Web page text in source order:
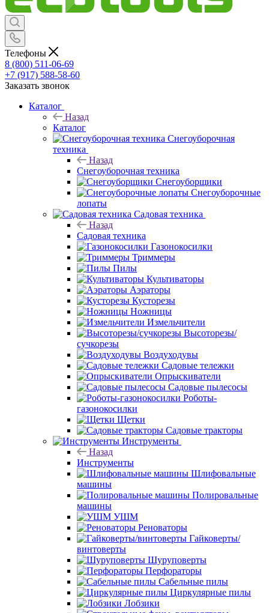
Телефоны
8 (800) 511-06-69
+7 (917) 588-58-60
Заказать звонок
Каталог
Назад
Каталог
Снегоуборочная
техника
Назад
Снегоуборочная техника
Снегоуборщики
Снегоуборочные
лопаты
Садовая техника
Назад
Садовая техника
Газонокосилки
Триммеры
Пилы
Культиваторы
Аэраторы
Кусторезы
Ножницы
Измельчители
Высоторезы/
сучкорезы
Воздуходувы
Садовые тележки
Опрыскиватели
Садовые пылесосы
Роботы-
газонокосилки
Щетки
Садовые тракторы
Инструменты
Назад
Инструменты
Шлифовальные
машины
Полировальные
машины
УШМ
Реноваторы
Гайковерты/
винтоверты
Шуруповерты
Перфораторы
Сабельные пилы
Циркулярные пилы
Лобзики